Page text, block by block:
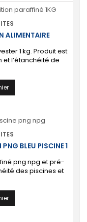
ALIMENTAIRE
1 kg. Produit est
l’étanchéité de
alimentaire]
homologuées,
les Uvs, et
simple avec un
BLEU PISCINE 1
png npg et pré-
des piscines et
extérieure lisse
: Étanchéifie votre
Livré avec son
cl